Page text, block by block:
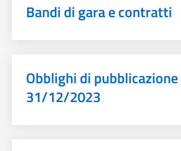
Bandi di gara e contratti
Obblighi di
31/12/2023